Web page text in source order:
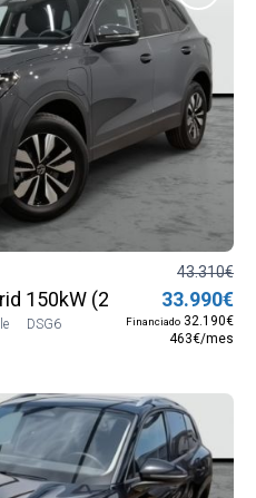
150kW (204 CV) DSG6
DSG6
43.310€
33.990€
Financiado 32.190€
463€/mes